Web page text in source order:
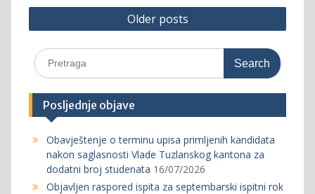
Posts
navigation
Older posts
Search
for:
Posljednje objave
Obavještenje o terminu upisa primljenih kandidata
nakon saglasnosti Vlade Tuzlanskog kantona za
dodatni broj studenata 16/07/2026
Objavljen raspored ispita za septembarski ispitni rok